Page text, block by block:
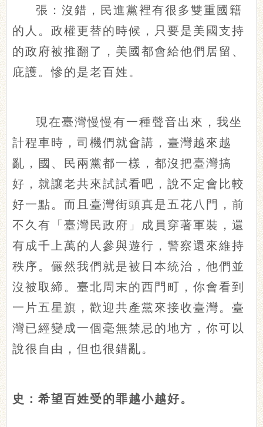
張：沒錯，民進黨裡有很多雙重國籍
的人。政權更替的時候，只要是美國支持
的政府被推翻了，美國都會給他們居留、
庇護。慘的是老百姓。
現在臺灣慢慢有一種聲音出來，我坐
計程車時，司機們就會講，臺灣越來越
亂，國、民兩黨都一樣，都沒把臺灣搞
好，就讓老共來試試看吧，說不定會比較
好一點。而且臺灣街頭真是五花八門，前
不久有「臺灣民政府」成員穿著軍裝，還
有成千上萬的人參與遊行，警察還來維持
秩序。儼然我們就是被日本統治，他們並
沒被取締。臺北周末的西門町，你會看到
一片五星旗，歡迎共產黨來接收臺灣。臺
灣已經變成一個毫無禁忌的地方，你可以
說很自由，但也很錯亂。
史：希望百姓受的罪越小越好。